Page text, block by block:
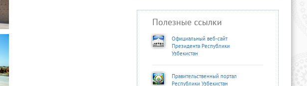
Полезные ссылки
Официальный веб-сайт
Президента Республики
Узбекистан
Правительственный портал
Республики Узбекистан